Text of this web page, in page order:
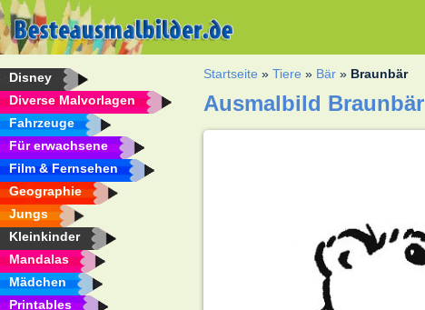
Disney
Diverse Malvorlagen
Fahrzeuge
Für erwachsene
Film & Fernsehen
Geographie
Jungs
Kleinkinder
Mandalas
Mädchen
Printables
Startseite »Tiere » Bär » Braunbär
Ausmalbild Braunbär